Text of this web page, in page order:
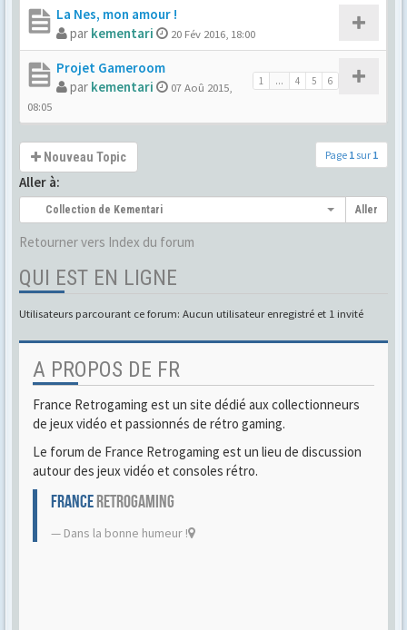
La Nes, mon amour !
par kementari 20 Fév 2016, 18:00
Projet Gameroom
1 ... 4 5 6
par kementari
07 Aoû 2015,
08:05
Nouveau Topic Page 1 sur 1
Aller à:
Collection de Kementari Aller
Retourner vers Index du forum
QUI EST EN LIGNE
Utilisateurs parcourant ce forum: Aucun utilisateur enregistré et 1 invité
A PROPOS DE FR
France Retrogaming est un site dédié aux collectionneurs
de jeux vidéo et passionnés de rétro gaming.
Le forum de France Retrogaming est un lieu de discussion
autour des jeux vidéo et consoles rétro.
FRANCERETROGAMING
Dans la bonne humeur !